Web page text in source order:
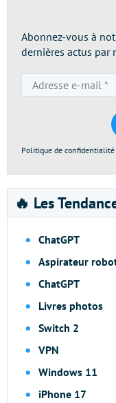
Abonnez-vous à
dernières actus par
Politique de confidentialité
🔥 Les
ChatGPT
Aspirateur
ChatGPT
Livres photos
Switch 2
VPN
Windows 11
iPhone 17